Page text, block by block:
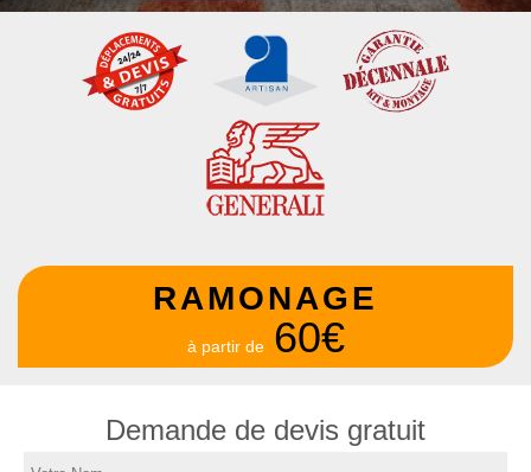
RAMONAGE
à partir de 60€
Demande de devis gratuit